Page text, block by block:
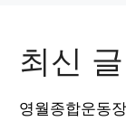
최신 글
영월종합운동